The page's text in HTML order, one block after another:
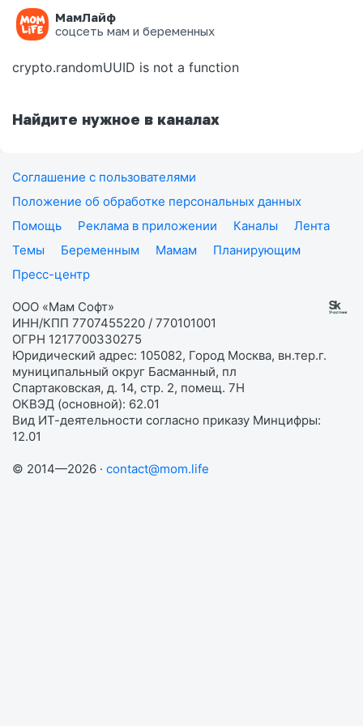
МамЛайф
соцсеть мам и беременных
Ошибка на странице
crypto.randomUUID is not a function
Найдите нужное в каналах
Соглашение с пользователями
Положение об обработке персональных данных
Помощь
Реклама в приложении Каналы
Лента
Темы
Беременным Мамам
Планирующим
Пресс-центр
ООО «Мам Софт»
ИНН/КПП 7707455220 / 770101001
ОГРН 1217700330275
Юридический адрес: 105082, Город Москва, вн.тер.г.
муниципальный округ Басманный, пл
Спартаковская, д. 14, стр. 2, помещ. 7Н
ОКВЭД (основной): 62.01
Вид ИТ-деятельности согласно приказу Минцифры:
12.01
© 2014—2026 · contact@mom.life